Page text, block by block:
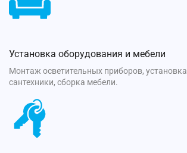
Установка оборудования и мебели
Монтаж осветительных приборов, установка
сантехники, сборка мебели.